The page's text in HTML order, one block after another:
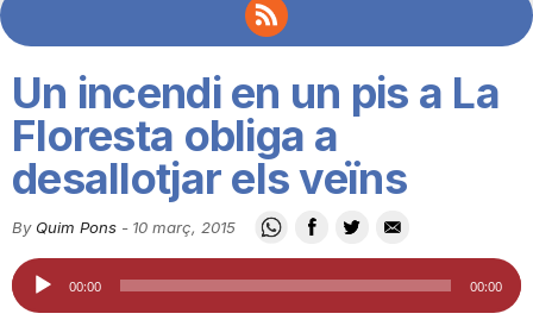
o
C
Un incendi en un pis a La
Floresta obliga a
desallotjar els veïns
By Quim Pons - 10 març, 2015
Reproductor
d'àudio
00:00 00:00